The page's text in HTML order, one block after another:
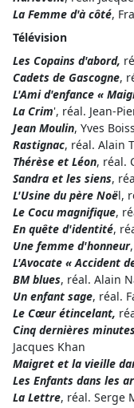
La Femme d'à côté,
Télévision
Les Copains d'abord,
Cadets de Gascogne,
L'Ami d'enfance «
La Crim', réal. Jean-
Jean Moulin, Yves
Rastignac, réal. Alain
Thérèse et Léon, réal.
Sandra et les siens,
L'Usine du père Noël,
Le Cocu magnifique,
En quête d'identité,
Une femme d'honneur
L'Avocate « Accident
BM blues, réal. Alain
Un enfant sage, réal.
Le Cœur étincelant,
Cinq dernières
Jacques Khan
Maigret et la vieille
Les Enfants dans les
La Lettre, réal. Serge